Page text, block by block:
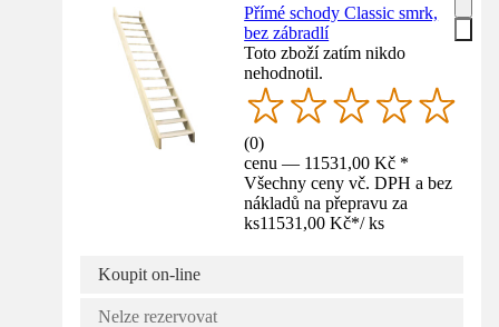
Přímé schody Classic smrk,
bez zábradlí
Toto zboží zatím nikdo
nehodnotil.
(0)
cenu — 11531,00 Kč *
Všechny ceny vč. DPH a bez
nákladů na přepravu za
ks11531,00 Kč*/ ks
Koupit on-line
Nelze rezervovat